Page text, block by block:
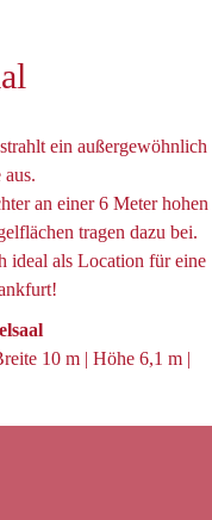
ein außergewöhnlich
an einer 6 Meter hohen
tragen dazu bei.
ideal als Location für eine
10 m | Höhe 6,1 m |